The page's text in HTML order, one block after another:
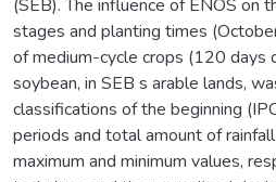
(SEB). The influence of ENOS on
stages and planting times
of medium-cycle crops (120 days
soybean, in SEB s arable lands,
classifications of the beginning
periods and total amount of
maximum and minimum values,